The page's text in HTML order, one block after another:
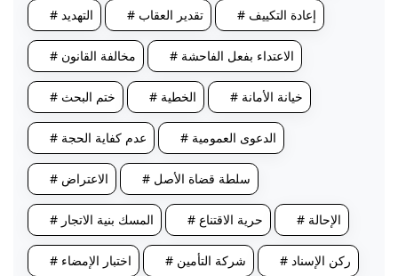
# التهديد # تقدير العقاب # إعادة التكييف
# مخالفة القانون # الاعتداء بفعل الفاحشة
# ختم البحث # الخطية # خيانة الأمانة
# عدم كفاية الحجة # الدعوى العمومية
# الاعتراض # سلطة قضاة الأصل
# المسك بنية الاتجار # حرية الاقتناع # الإحالة
# اختبار الإمضاء # شركة التأمين # ركن الإسناد